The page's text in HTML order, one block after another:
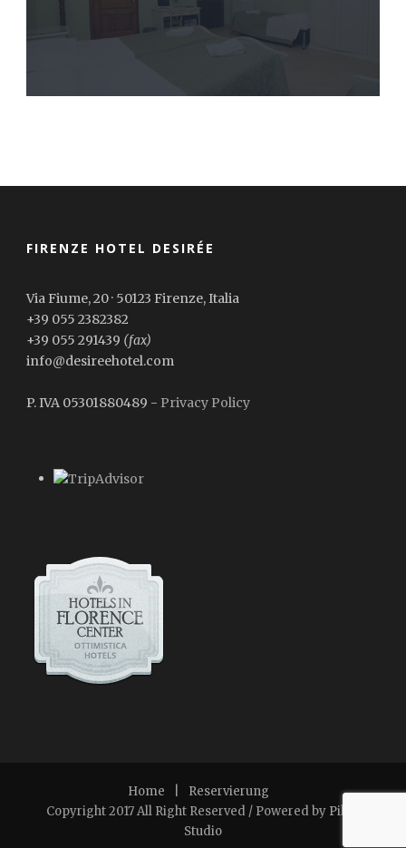
FIRENZE HOTEL DESIRÉE
Via Fiume, 20 · 50123 Firenze, Italia
+39 055 2382382
+39 055 291439 (fax)
info@desireehotel.com
P. IVA 05301880489 - Privacy Policy
Home
Reservierung
Copyright 2017 All Right Reserved / Powered by Pikta
Studio